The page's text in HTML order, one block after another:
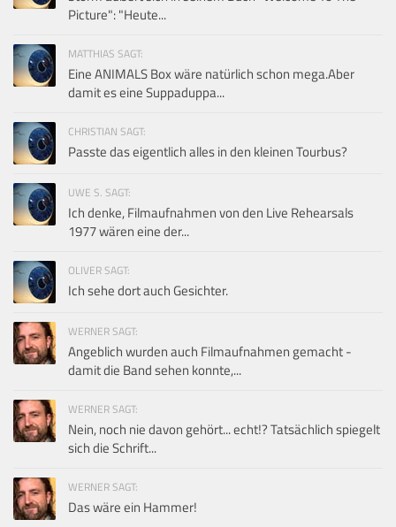
Picture": "Heute...
MATTHIAS SAGT:
Eine ANIMALS Box wäre natürlich schon mega.Aber
damit es eine Suppaduppa...
CHRISTIAN SAGT:
Passte das eigentlich alles in den kleinen Tourbus?
UWE S. SAGT:
Ich denke, Filmaufnahmen von den Live Rehearsals
1977 wären eine der...
OLIVER SAGT:
Ich sehe dort auch Gesichter.
WERNER SAGT:
Angeblich wurden auch Filmaufnahmen gemacht -
damit die Band sehen konnte,...
WERNER SAGT:
Nein, noch nie davon gehört... echt!? Tatsächlich spiegelt
sich die Schrift...
WERNER SAGT:
Das wäre ein Hammer!